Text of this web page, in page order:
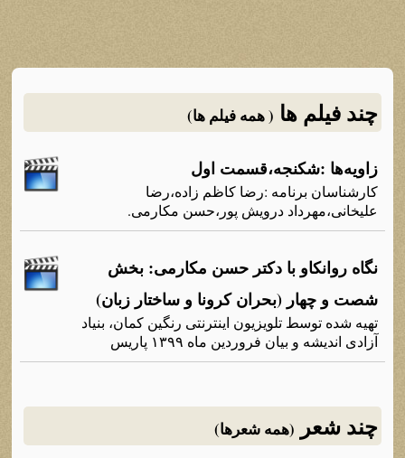
چند فیلم ها ( همه فیلم ها)
زاویه‌ها :شکنجه‌،قسمت اول
کارشناسان برنامه‌ :رضا کاظم زاده‌،رضا
علیخانی،مهرداد درویش پور،حسن مکارمی.
نگاه روانکاو با دکتر حسن مکارمی: بخش
شصت و چهار (بحران کرونا و ساختار زبان)
تهیه شده توسط تلویزیون اینترنتی رنگین کمان، بنیاد
آزادی اندیشه و بیان فروردین ماه ۱۳۹۹ پاریس
چند شعر (همه شعرها)